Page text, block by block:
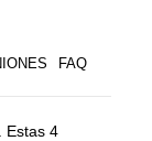
FAQ
Estas 4